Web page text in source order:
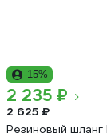
-15%
2 235 ₽
2 625 ₽
Резиновый шланг